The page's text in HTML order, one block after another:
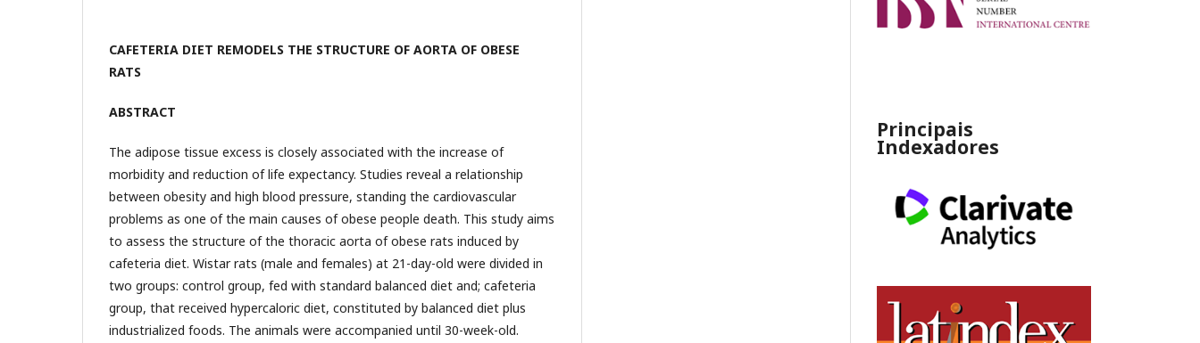
CAFETERIA DIET REMODELS THE STRUCTURE OF AORTA OF OBESE
RATS
ABSTRACT
The adipose tissue excess is closely associated with the increase of
morbidity and reduction of life expectancy. Studies reveal a relationship
between obesity and high blood pressure, standing the cardiovascular
problems as one of the main causes of obese people death. This study aims
to assess the structure of the thoracic aorta of obese rats induced by
cafeteria diet. Wistar rats (male and females) at 21-day-old were divided in
two groups: control group, fed with standard balanced diet and; cafeteria
group, that received hypercaloric diet, constituted by balanced diet plus
industrialized foods. The animals were accompanied until 30-week-old.
Principais
Indexadores